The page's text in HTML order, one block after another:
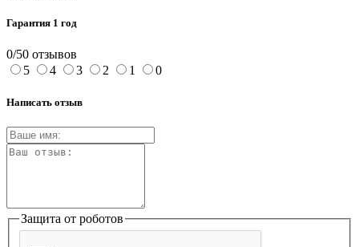
Гарантия 1 год
0/50 отзывов
5
4 3 2 1 0
Написать отзыв
Защита от роботов